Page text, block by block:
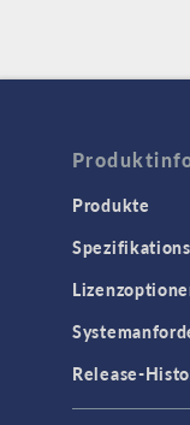
Produkte
Release-